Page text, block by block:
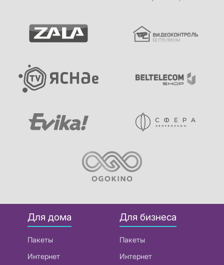
Для дома
Пакеты
Интернет
Для бизнеса
Пакеты
Интернет